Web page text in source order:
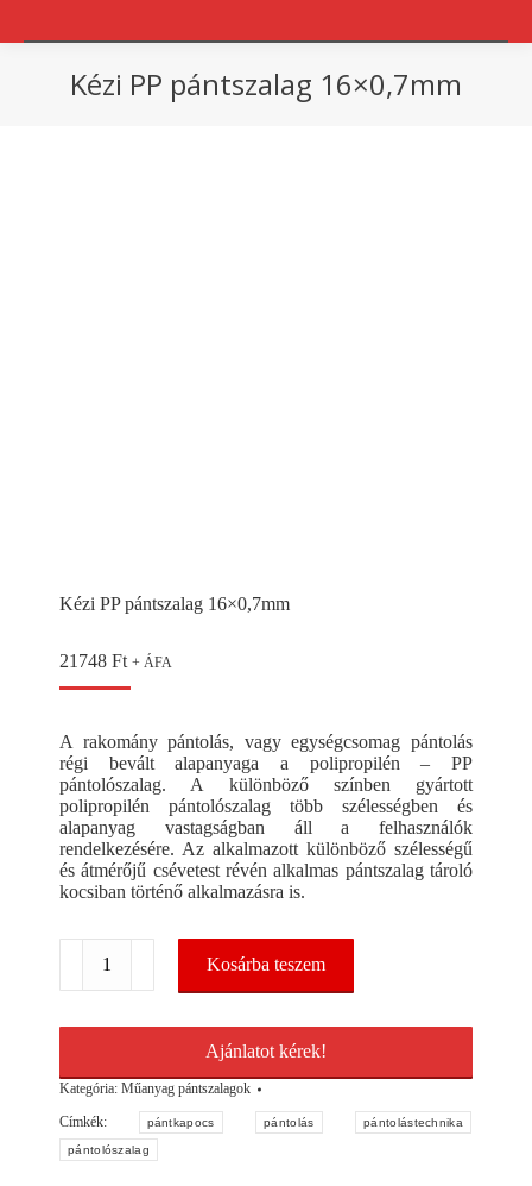
Kézi PP pántszalag 16×0,7mm
Kézi PP pántszalag 16×0,7mm
21748 Ft + ÁFA
A rakomány pántolás, vagy egységcsomag pántolás
régi bevált alapanyaga a polipropilén – PP
pántolószalag. A különböző színben gyártott
polipropilén pántolószalag több szélességben és
alapanyag vastagságban áll a felhasználók
rendelkezésére. Az alkalmazott különböző szélességű
és átmérőjű csévetest révén alkalmas pántszalag tároló
kocsiban történő alkalmazásra is.
pántszalag
mennyiség
Kosárba teszem
Ajánlatot kérek!
Kategória: Műanyag pántszalagok
Címkék:
pántkapocs pántolás pántolástechnika
pántolószalag